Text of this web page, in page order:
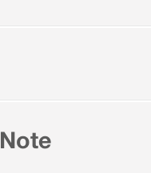
Note